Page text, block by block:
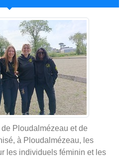
Ploudalmézeau et de
à Ploudalmézeau, les
les individuels féminin et les